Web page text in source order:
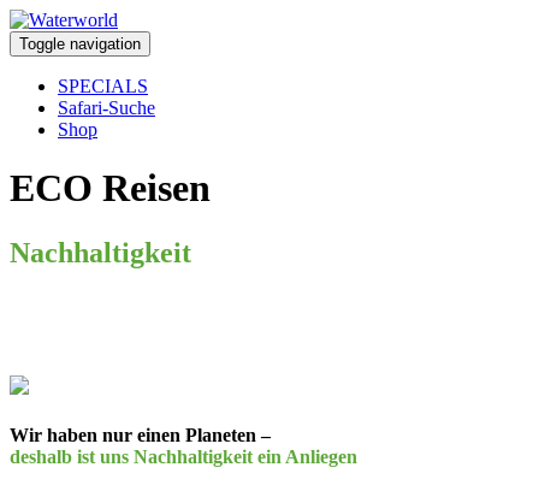
Toggle navigation
SPECIALS
Safari-Suche
Shop
ECO Reisen
Nachhaltigkeit
Wir haben nur einen Planeten –
deshalb ist uns Nachhaltigkeit ein Anliegen